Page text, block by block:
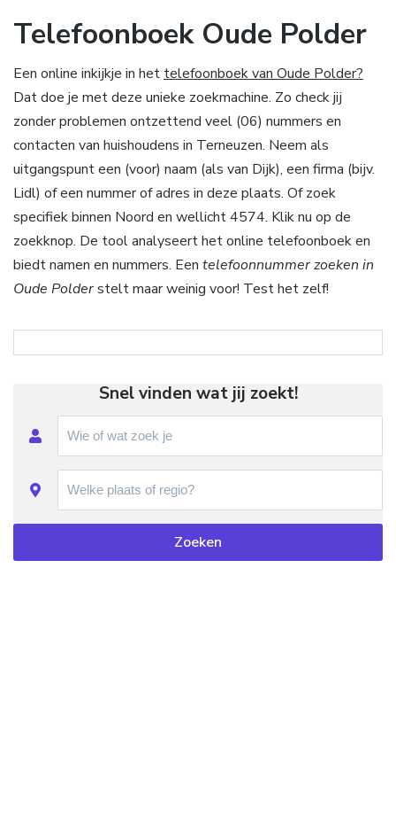
Telefoonboek Oude Polder
Een online inkijkje in het telefoonboek van Oude Polder?
Dat doe je met deze unieke zoekmachine. Zo check jij
zonder problemen ontzettend veel (06) nummers en
contacten van huishoudens in Terneuzen. Neem als
uitgangspunt een (voor) naam (als van Dijk), een firma (bijv.
Lidl) of een nummer of adres in deze plaats. Of zoek
specifiek binnen Noord en wellicht 4574. Klik nu op de
zoekknop. De tool analyseert het online telefoonboek en
biedt namen en nummers. Een telefoonnummer zoeken in
Oude Polderstelt maar weinig voor! Test het zelf!
Snel vinden wat jij zoekt!